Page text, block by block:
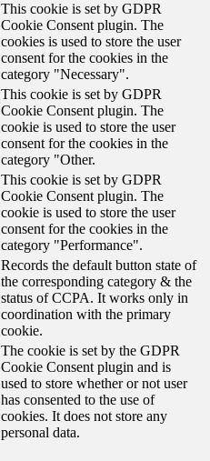
This cookie is set by GDPR
Cookie Consent plugin. The
cookies is used to store the user
consent for the cookies in the
category "Necessary".
This cookie is set by GDPR
Cookie Consent plugin. The
cookie is used to store the user
consent for the cookies in the
category "Other.
This cookie is set by GDPR
Cookie Consent plugin. The
cookie is used to store the user
consent for the cookies in the
category "Performance".
Records the default button state of
the corresponding category & the
status of CCPA. It works only in
coordination with the primary
cookie.
The cookie is set by the GDPR
Cookie Consent plugin and is
used to store whether or not user
has consented to the use of
cookies. It does not store any
personal data.